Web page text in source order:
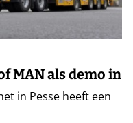
MAN als demo in
in Pesse heeft een